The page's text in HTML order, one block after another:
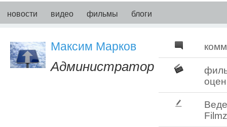
новости видео фильмы блоги
Максим Марков
Администратор